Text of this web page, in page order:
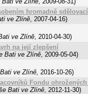
hromadně
ve Zlíně 2007-04-16)
ve Zlíně 2010-04-30)
na její zlepšení
Bati ve Zlíně 2009-05-04)
ve Zlíně 2016-10-26)
Fondu
Bati ve Zlíně 2012-11-30)